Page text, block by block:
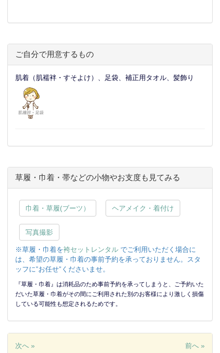
ご自分で用意するもの
肌着（肌襦袢・すそよけ）、足袋、補正用タオル、髪飾り
草履・巾着・帯などの小物やお支度も見てみる
巾着・草履(ブーツ） ヘアメイク・着付け
写真撮影
※草履・巾着を袴セットレンタル でご利用いただく場合に
は、希望の草履・巾着の事前予約を承っておりません。スタ
ッフに”お任せ”くださいませ。
『草履・巾着』は消耗品のため事前予約を承ってしまうと、ご予約いた
だいた草履・巾着がその間にご利用された別のお客様により激しく損傷
している可能性も想定されるためです。
次へ » 前へ »